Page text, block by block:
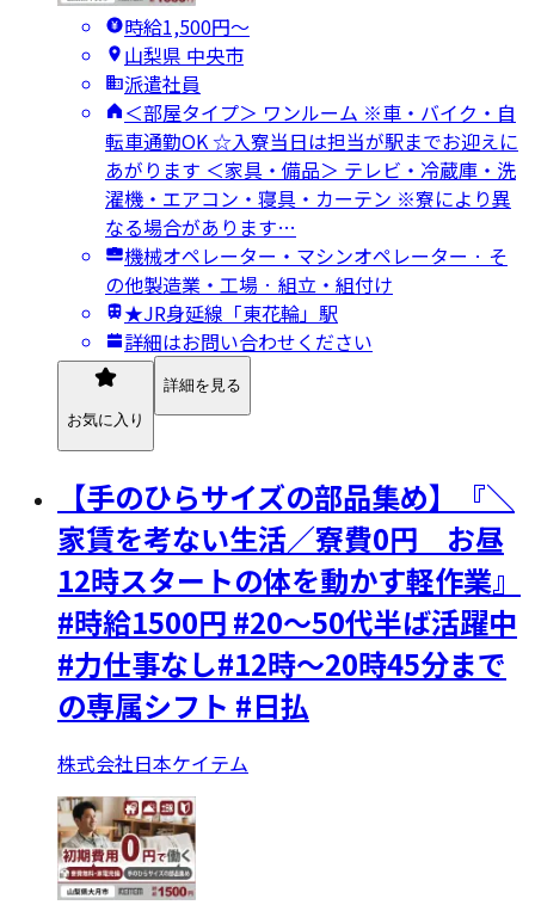
時給1,500円〜
山梨県 中央市
派遣社員
＜部屋タイプ＞ ワンルーム ※車・バイク・自
転車通勤OK ☆入寮当日は担当が駅までお迎えに
あがります ＜家具・備品＞ テレビ・冷蔵庫・洗
濯機・エアコン・寝具・カーテン ※寮により異
なる場合があります…
機械オペレーター・マシンオペレーター · そ
の他製造業・工場 · 組立・組付け
★JR身延線「東花輪」駅
詳細はお問い合わせください
お気に入り
詳細を見る
【手のひらサイズの部品集め】『＼
家賃を考ない生活／寮費0円 お昼
12時スタートの体を動かす軽作業』
#時給1500円 #20～50代半ば活躍中
#力仕事なし#12時～20時45分まで
の専属シフト #日払
株式会社日本ケイテム